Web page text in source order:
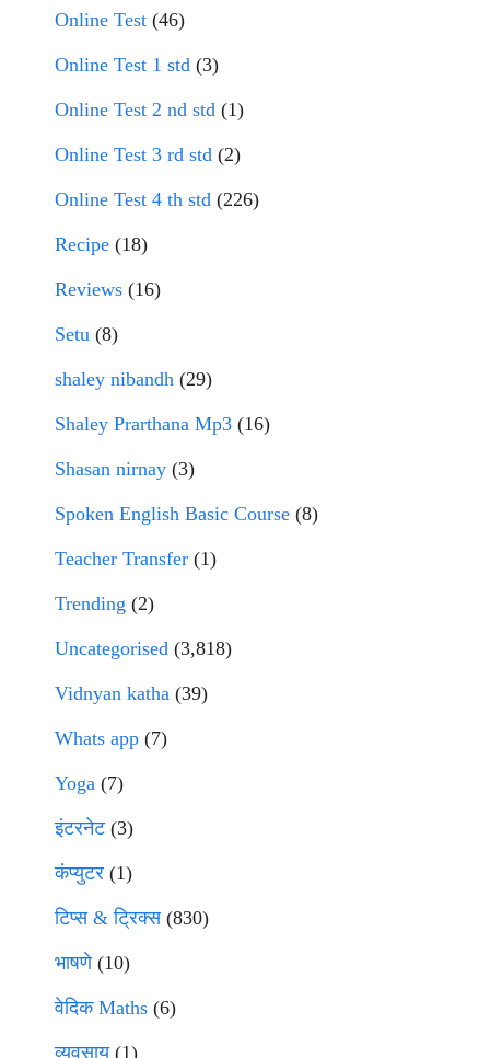
Online Test (46)
Online Test 1 std (3)
Online Test 2 nd std (1)
Online Test 3 rd std (2)
Online Test 4 th std (226)
Recipe (18)
Reviews (16)
Setu (8)
shaley nibandh (29)
Shaley Prarthana Mp3 (16)
Shasan nirnay (3)
Spoken English Basic Course (8)
Teacher Transfer (1)
Trending (2)
Uncategorised (3,818)
Vidnyan katha (39)
Whats app (7)
Yoga (7)
इंटरनेट(3)
कंप्युटर (1)
टिप्स & ट्रिक्स(830)
भाषणे(10)
वेदिक Maths (6)
व्यवसाय(1)